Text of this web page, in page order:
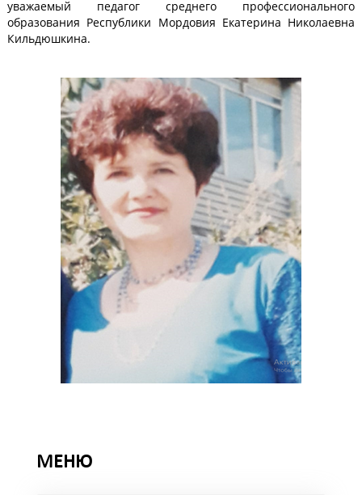
уважаемый педагог среднего профессионального
образования Республики Мордовия Екатерина Николаевна
Кильдюшкина.
МЕНЮ